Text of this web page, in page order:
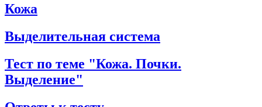
Кожа
Выделительная система
Тест по теме "Кожа. Почки.
Выделение"